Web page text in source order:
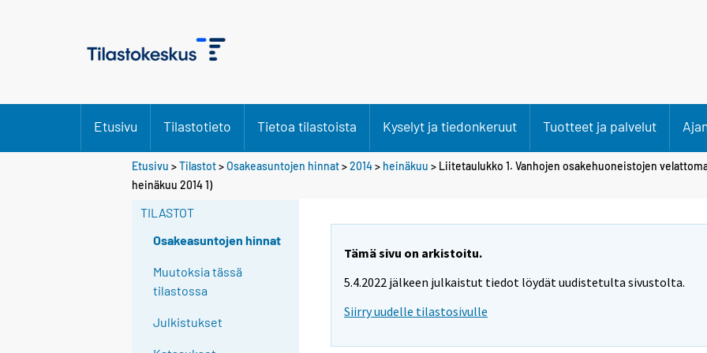
Etusivu Tilastotieto Tietoa tilastoista Kyselyt ja tiedonkeruut Tuotteet ja palvelut
Etusivu >Tilastot>Osakeasuntojen hinnat>2014> heinäkuu > Liitetaulukko 1. Vanhojen osakehuoneistojen
heinäkuu 2014 1)
TILASTOT
Osakeasuntojen hinnat
Muutoksia tässä
tilastossa
Julkistukset
Tämä sivu on arkistoitu.
5.4.2022 jälkeen julkaistut tiedot löydät uudistetulta sivustolta.
Siirry uudelle tilastosivulle